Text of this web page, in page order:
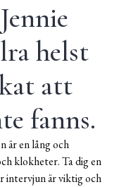
helst
att
fanns.
är en lång och
klokheter. Ta dig en
intervjun är viktig och